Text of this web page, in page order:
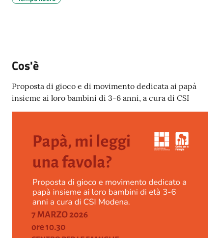
su
Cos'è
Proposta di gioco e di movimento dedicata ai papà
insieme ai loro bambini di 3-6 anni, a cura di CSI